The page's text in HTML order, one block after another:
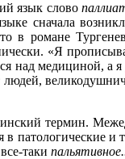
язык слово
сначала
в романе
«Я
над медициной, а
людей,
термин.
и
таки